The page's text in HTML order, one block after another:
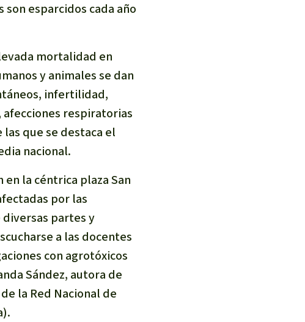
esparcidos cada año
mortalidad en
y animales se dan
infertilidad,
respiratorias
que se destaca el
nacional.
la céntrica plaza San
por las
partes y
a las docentes
con agrotóxicos
Sández, autora de
la Red Nacional de